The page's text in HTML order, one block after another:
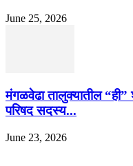
June 25, 2026
मंगळवेढा तालुक्यातील
परिषद सदस्य...
June 23, 2026